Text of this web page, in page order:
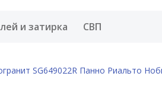
меню
и затирка СВП
SG649022R Панно Риальто